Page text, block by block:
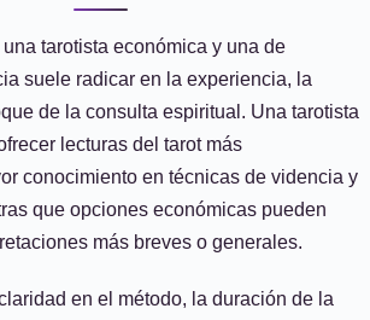
tarotista económica y una de
suele radicar en la experiencia, la
de la consulta espiritual. Una tarotista
lecturas del tarot más
conocimiento en técnicas de videncia y
que opciones económicas pueden
más breves o generales.
en el método, la duración de la